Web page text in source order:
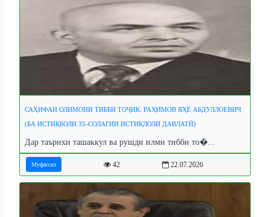
САҲИФАИ ОЛИМОНИ ТИББИ ТОҶИК: РАҲИМОВ ЯҲЁ АБДУЛЛОЕВИЧ
(БА ИСТИҚБОЛИ 35-СОЛАГИИ ИСТИҚЛОЛИ ДАВЛАТӢ)
Дар таърихи ташаккул ва рушди илми тибби то�...
Муфассал 42 22.07.2026